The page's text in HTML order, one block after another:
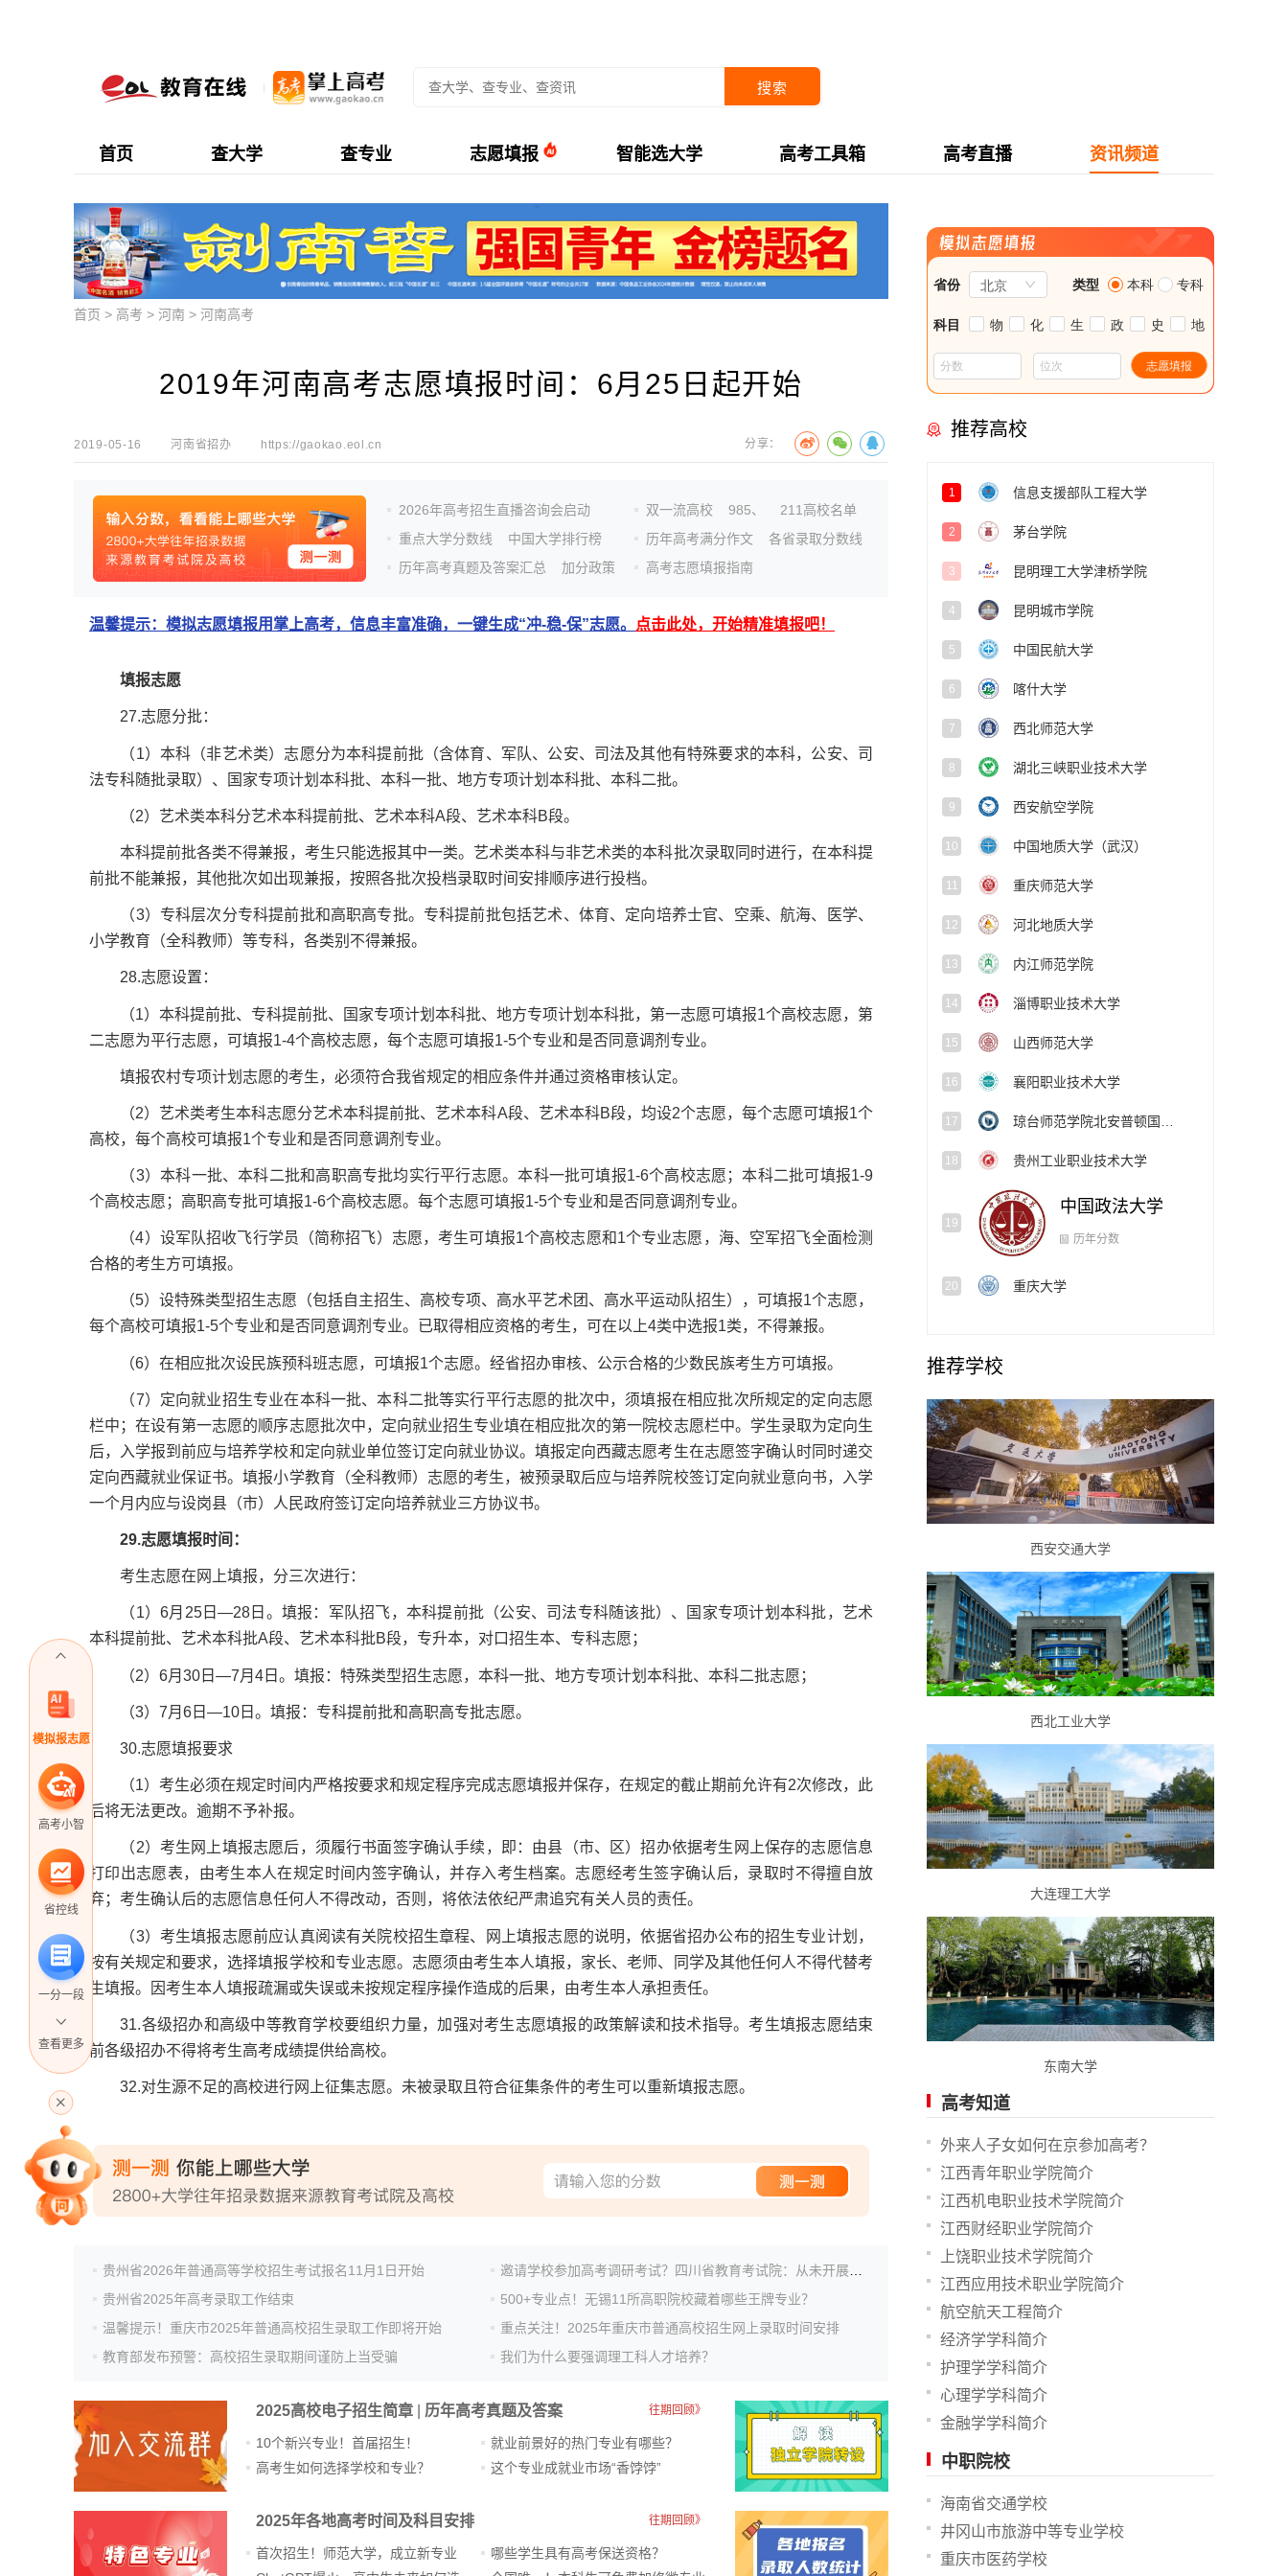
搜索
首页 查大学 查专业 志愿填报 智能选大学 高考工具箱 高考直播 资讯频道
模拟报志愿
高考小智
省控线
一分一段
专家指导课
高考估分
查看更多
首页 > 高考 > 河南 > 河南高考
2019年河南高考志愿填报时间：6月25日起开始
2019-05-16 河南省招办 https://gaokao.eol.cn 分享：
2026年高考招生直播咨询会启动
重点大学分数线
中国大学排行榜
历年高考真题及答案汇总
加分政策
双一流高校 985、
211高校名单
历年高考满分作文
各省录取分数线
高考志愿填报指南
温馨提示：模拟志愿填报用掌上高考，信息丰富准确，一键生成“冲-稳-保”志愿。 点击此处，开始精准填报吧！
填报志愿
27.志愿分批：
（1）本科（非艺术类）志愿分为本科提前批（含体育、军队、公安、司法及其他有特殊要求的本科，公安、司
法专科随批录取）、国家专项计划本科批、本科一批、地方专项计划本科批、本科二批。
（2）艺术类本科分艺术本科提前批、艺术本科A段、艺术本科B段。
本科提前批各类不得兼报，考生只能选报其中一类。艺术类本科与非艺术类的本科批次录取同时进行，在本科提
前批不能兼报，其他批次如出现兼报，按照各批次投档录取时间安排顺序进行投档。
（3）专科层次分专科提前批和高职高专批。专科提前批包括艺术、体育、定向培养士官、空乘、航海、医学、
小学教育（全科教师）等专科，各类别不得兼报。
28.志愿设置：
（1）本科提前批、专科提前批、国家专项计划本科批、地方专项计划本科批，第一志愿可填报1个高校志愿，第
二志愿为平行志愿，可填报1-4个高校志愿，每个志愿可填报1-5个专业和是否同意调剂专业。
填报农村专项计划志愿的考生，必须符合我省规定的相应条件并通过资格审核认定。
（2）艺术类考生本科志愿分艺术本科提前批、艺术本科A段、艺术本科B段，均设2个志愿，每个志愿可填报1个
高校，每个高校可填报1个专业和是否同意调剂专业。
（3）本科一批、本科二批和高职高专批均实行平行志愿。本科一批可填报1-6个高校志愿；本科二批可填报1-9
个高校志愿；高职高专批可填报1-6个高校志愿。每个志愿可填报1-5个专业和是否同意调剂专业。
（4）设军队招收飞行学员（简称招飞）志愿，考生可填报1个高校志愿和1个专业志愿，海、空军招飞全面检测
合格的考生方可填报。
（5）设特殊类型招生志愿（包括自主招生、高校专项、高水平艺术团、高水平运动队招生），可填报1个志愿，
每个高校可填报1-5个专业和是否同意调剂专业。已取得相应资格的考生，可在以上4类中选报1类，不得兼报。
（6）在相应批次设民族预科班志愿，可填报1个志愿。经省招办审核、公示合格的少数民族考生方可填报。
（7）定向就业招生专业在本科一批、本科二批等实行平行志愿的批次中，须填报在相应批次所规定的定向志愿
栏中；在设有第一志愿的顺序志愿批次中，定向就业招生专业填在相应批次的第一院校志愿栏中。学生录取为定向生
后，入学报到前应与培养学校和定向就业单位签订定向就业协议。填报定向西藏志愿考生在志愿签字确认时同时递交
定向西藏就业保证书。填报小学教育（全科教师）志愿的考生，被预录取后应与培养院校签订定向就业意向书，入学
一个月内应与设岗县（市）人民政府签订定向培养就业三方协议书。
29.志愿填报时间：
考生志愿在网上填报，分三次进行：
（1）6月25日—28日。填报：军队招飞，本科提前批（公安、司法专科随该批）、国家专项计划本科批，艺术
本科提前批、艺术本科批A段、艺术本科批B段，专升本，对口招生本、专科志愿；
（2）6月30日—7月4日。填报：特殊类型招生志愿，本科一批、地方专项计划本科批、本科二批志愿；
（3）7月6日—10日。填报：专科提前批和高职高专批志愿。
30.志愿填报要求
（1）考生必须在规定时间内严格按要求和规定程序完成志愿填报并保存，在规定的截止期前允许有2次修改，此
后将无法更改。逾期不予补报。
（2）考生网上填报志愿后，须履行书面签字确认手续，即：由县（市、区）招办依据考生网上保存的志愿信息
打印出志愿表，由考生本人在规定时间内签字确认，并存入考生档案。志愿经考生签字确认后，录取时不得擅自放
弃；考生确认后的志愿信息任何人不得改动，否则，将依法依纪严肃追究有关人员的责任。
（3）考生填报志愿前应认真阅读有关院校招生章程、网上填报志愿的说明，依据省招办公布的招生专业计划，
按有关规定和要求，选择填报学校和专业志愿。志愿须由考生本人填报，家长、老师、同学及其他任何人不得代替考
生填报。因考生本人填报疏漏或失误或未按规定程序操作造成的后果，由考生本人承担责任。
31.各级招办和高级中等教育学校要组织力量，加强对考生志愿填报的政策解读和技术指导。考生填报志愿结束
前各级招办不得将考生高考成绩提供给高校。
32.对生源不足的高校进行网上征集志愿。未被录取且符合征集条件的考生可以重新填报志愿。
贵州省2026年普通高等学校招生考试报名11月1日开始
贵州省2025年高考录取工作结束
500+专业点！无锡11所高职院校藏着哪些王牌专业？
温馨提示！重庆市2025年普通高校招生录取工作即将开始
重点关注！2025年重庆市普通高校招生网上录取时间安排
教育部发布预警：高校招生录取期间谨防上当受骗
我们为什么要强调理工科人才培养？
2025高校电子招生简章 历年高考真题及答案 往期回顾》
10个新兴专业！首届招生！
高考生如何选择学校和专业？
就业前景好的热门专业有哪些？
这个专业成就业市场“香饽饽”​
2025年各地高考时间及科目安排 往期回顾》
首次招生！师范大学，成立新专业
哪些学生具有高考保送资格？
推荐高校
1 信息支援部队工程大学
2 茅台学院
3 昆明理工大学津桥学院
4 昆明城市学院
5 中国民航大学
6 喀什大学
7 西北师范大学
8 湖北三峡职业技术大学
9 西安航空学院
10 中国地质大学（武汉）
11 重庆师范大学
12 河北地质大学
13 内江师范学院
14 淄博职业技术大学
15 山西师范大学
16 襄阳职业技术大学
17
18 贵州工业职业技术大学
中国政法大学
重庆大学
推荐学校
西安交通大学
西北工业大学
大连理工大学
东南大学
高考知道
外来人子女如何在京参加高考？
江西青年职业学院简介
江西机电职业技术学院简介
江西财经职业学院简介
上饶职业技术学院简介
江西应用技术职业学院简介
航空航天工程简介
经济学学科简介
护理学学科简介
心理学学科简介
金融学学科简介
中职院校
海南省交通学校
井冈山市旅游中等专业学校
重庆市医药学校